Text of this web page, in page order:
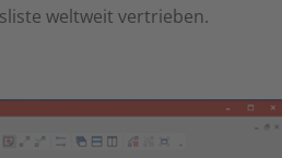
weltweit vertrieben.